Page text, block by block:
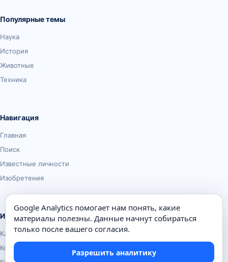
Популярные темы
Наука
История
Животные
Техника
Навигация
Главная
Поиск
Известные личности
Изобретения
Информация
Карта сайта
Контакты
Google Analytics помогает нам понять, какие
материалы полезны. Данные начнут собираться
только после вашего согласия.
Разрешить аналитику